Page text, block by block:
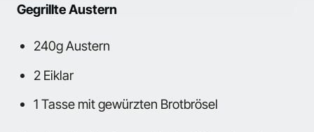
Gegrillte Austern
240g Austern
2 Eiklar
1 Tasse mit gewürzten Brotbrösel